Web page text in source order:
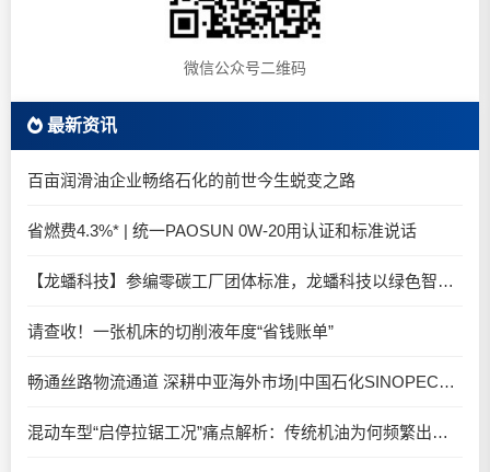
微信公众号二维码
最新资讯
百亩润滑油企业畅络石化的前世今生蜕变之路
省燃费4.3%* | 统一PAOSUN 0W-20用认证和标准说话
【龙蟠科技】参编零碳工厂团体标准，龙蟠科技以绿色智造锚定零碳未来
请查收！一张机床的切削液年度“省钱账单”
畅通丝路物流通道 深耕中亚海外市场|中国石化SINOPEC润滑油北京-阿拉木图图定班列顺利抵达
混动车型“启停拉锯工况”痛点解析：传统机油为何频繁出现油泥堆积？